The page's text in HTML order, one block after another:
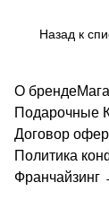
Назад к
О бренде
Подарочные
Договор
Политика
Франчайзинг